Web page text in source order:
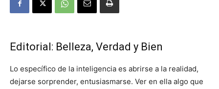
Editorial: Belleza, Verdad y Bien
Lo específico de la inteligencia es abrirse a la realidad,
dejarse sorprender, entusiasmarse. Ver en ella algo que